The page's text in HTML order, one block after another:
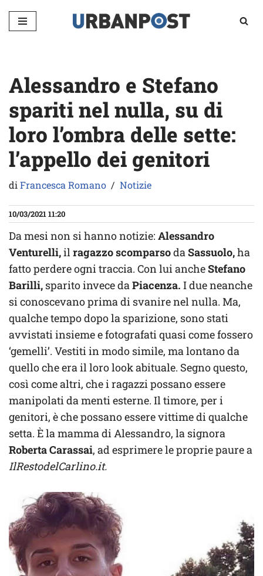
Vai
Alessandro e Stefano
spariti nel nulla, su di
loro l’ombra delle sette:
l’appello dei genitori
diFrancesca Romano Notizie
10/03/2021 11:20
Da mesi non si hanno notizie: Alessandro
Venturelli,ilragazzo scomparsodaSassuolo,ha
fatto perdere ogni traccia. Con lui ancheStefano
Barilli, sparito invece daPiacenza. I due neanche
si conoscevano prima di svanire nel nulla. Ma,
qualche tempo dopo la sparizione, sono stati
avvistati insieme e fotografati quasi come fossero
‘gemelli’. Vestiti in modo simile, ma lontano da
quello che era il loro look abituale. Segno questo,
così come altri, che i ragazzi possano essere
manipolati da menti esterne. Il timore, per i
genitori, è che possano essere vittime di qualche
setta. È la mamma di Alessandro, la signora
Roberta Carassai, ad esprimere le proprie paure a
IlRestodelCarlino.it.